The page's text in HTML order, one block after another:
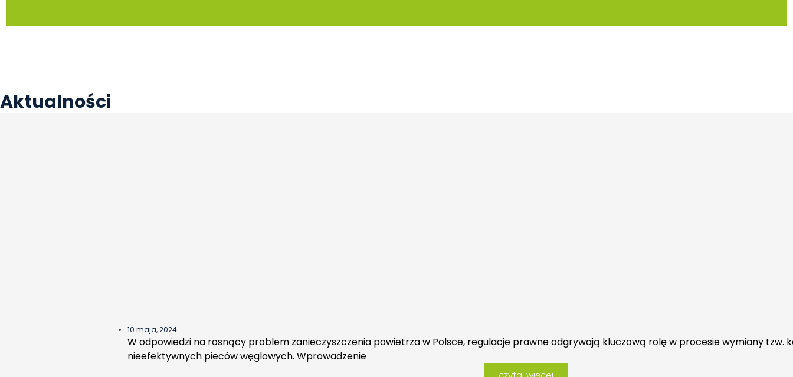
Aktualności
10 maja, 2024
W odpowiedzi na rosnący problem zanieczyszczenia powietrza w Polsce, regulacje prawne odgrywają kluczową rolę w procesie wymiany tzw.
nieefektywnych pieców węglowych. Wprowadzenie